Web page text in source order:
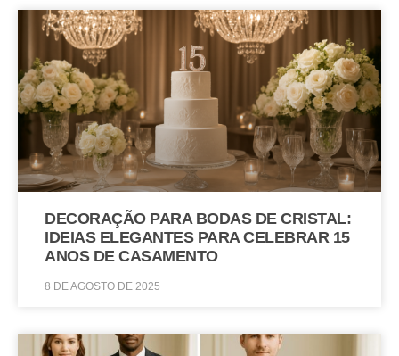
DECORAÇÃO PARA BODAS DE CRISTAL:
IDEIAS ELEGANTES PARA CELEBRAR 15
ANOS DE CASAMENTO
8 DE AGOSTO DE 2025